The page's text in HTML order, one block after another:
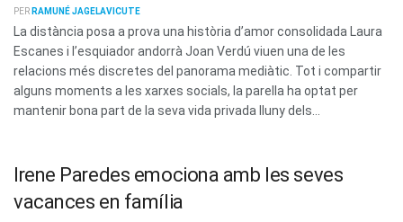
PER RAMUNÉ JAGELAVICUTE
La distància posa a prova una història d’amor consolidada Laura
Escanes i l’esquiador andorrà Joan Verdú viuen una de les
relacions més discretes del panorama mediàtic. Tot i compartir
alguns moments a les xarxes socials, la parella ha optat per
mantenir bona part de la seva vida privada lluny dels...
Irene Paredes emociona amb les seves
vacances en família